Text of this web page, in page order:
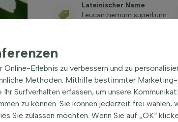
Lateinischer Name
Leucanthemum superbum
Online-Erlebnis zu verbessern und zu
Methoden. Mithilfe bestimmter
Surfverhalten erfassen, um unsere
zu können. Sie können jederzeit frei wählen,
Sie zulassen möchten. Wenn Sie auf „OK“